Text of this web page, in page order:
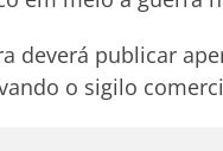
deverá publicar
o sigilo